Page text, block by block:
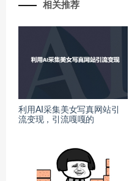
相关推荐
利用AI采集美女写真网站引
流变现，引流嘎嘎的